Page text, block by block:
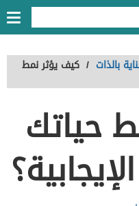
بالذات / كيف يؤثر نمط
حياتك